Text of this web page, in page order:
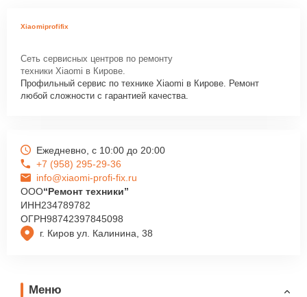
Xiaomiprofifix
Сеть сервисных центров по ремонту
техники Xiaomi в Кирове.
Профильный сервис по технике Xiaomi в Кирове. Ремонт
любой сложности с гарантией качества.
г. Киров ул. Калинина, 38
Ежедневно, с 10:00 до 20:00
+7 (958) 295-29-36
info@xiaomi-profi-fix.ru
ООО“Ремонт техники”
ИНН234789782
ОГРН98742397845098
Меню